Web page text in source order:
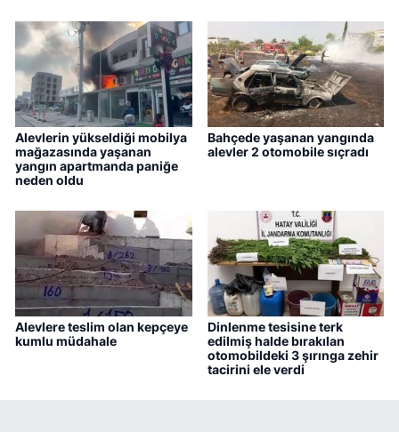
Alevlerin yükseldiği mobilya
mağazasında yaşanan
yangın apartmanda paniğe
neden oldu
Bahçede yaşanan yangında
alevler 2 otomobile sıçradı
Alevlere teslim olan kepçeye
kumlu müdahale
Dinlenme tesisine terk
edilmiş halde bırakılan
otomobildeki 3 şırınga zehir
tacirini ele verdi